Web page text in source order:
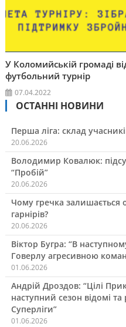
У Коломийській громаді
футбольний турнір
07.04.2022
ОСТАННІ НОВИНИ
Перша ліга: склад
20.06.2026
Володимир Ковалюк:
“Пробій”
20.06.2026
Чому гречка
гарнірів?
20.06.2026
Віктор Бугра: “В
Говерлу агресивною
01.06.2026
Андрій Дроздов: “Цілі
наступний сезон відомі
Суперліги”
01.06.2026